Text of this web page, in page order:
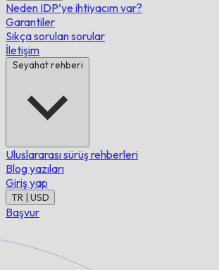
Neden IDP’ye ihtiyacım var?
Garantiler
Sıkça sorulan sorular
İletişim
Seyahat rehberi
Uluslararası sürüş rehberleri
Blog yazıları
Giriş yap
TR | USD
Başvur